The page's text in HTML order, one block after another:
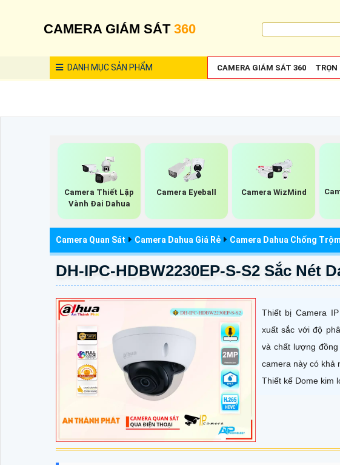
CAMERA GIÁM SÁT 360
DANH MỤCSẢN PHẨM CAMERA GIÁM SÁT 360 TRỌN
Camera Thiết Lập
Vành Đai Dahua
Camera Eyeball Camera WizMind
Camera Quan Sát Camera Dahua Giá Rẻ Camera Dahua Chống Trộm
DH-IPC-HDBW2230EP-S-S2 Sắc Nét
Thiết bị Camera IP
xuất sắc với độ
và chất lượng
camera này có khả
Thiết kế Dome kim